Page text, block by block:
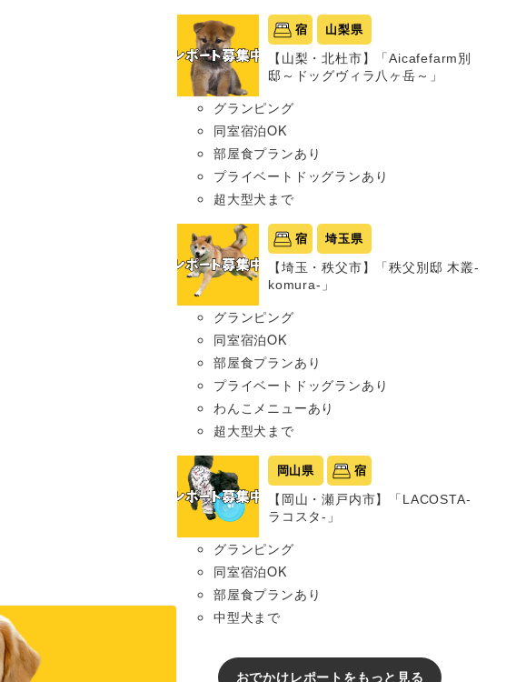
宿 山梨県
【山梨・北杜市】「Aicafefarm別
邸～ドッグヴィラ八ヶ岳～」
グランピング
同室宿泊OK
部屋食プランあり
プライベートドッグランあり
超大型犬まで
宿 埼玉県
【埼玉・秩父市】「秩父別邸 木叢-
komura-」
グランピング
同室宿泊OK
部屋食プランあり
プライベートドッグランあり
わんこメニューあり
超大型犬まで
岡山県 宿
【岡山・瀬戸内市】「LACOSTA-
ラコスタ-」
グランピング
同室宿泊OK
部屋食プランあり
中型犬まで
おでかけレポートをもっと見る